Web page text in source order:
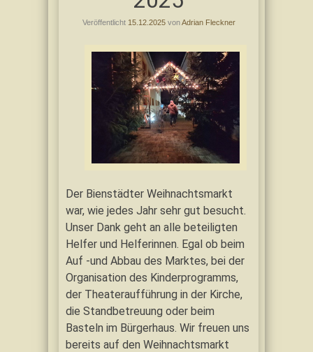
Veröffentlicht 15.12.2025vonAdrian Fleckner
Der Bienstädter Weihnachtsmarkt
war, wie jedes Jahr sehr gut besucht.
Unser Dank geht an alle beteiligten
Helfer und Helferinnen. Egal ob beim
Auf -und Abbau des Marktes, bei der
Organisation des Kinderprogramms,
der Theateraufführung in der Kirche,
die Standbetreuung oder beim
Basteln im Bürgerhaus. Wir freuen uns
bereits auf den Weihnachtsmarkt